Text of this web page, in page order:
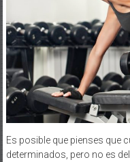
Es posible que pienses que
determinados, pero no es